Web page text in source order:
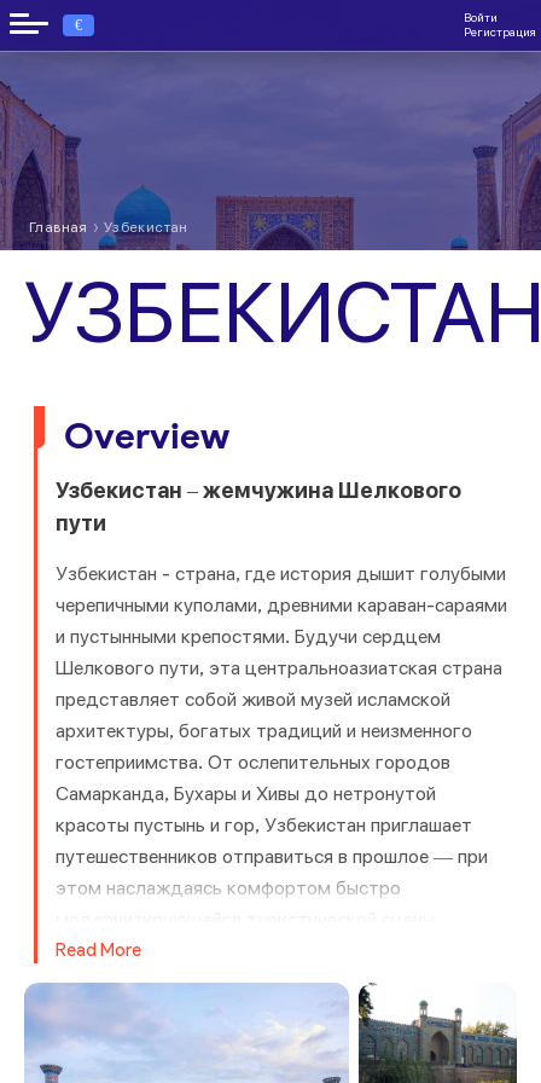
€
Войти
Регистрация
Главная › Узбекистан
Overview
Узбекистан – жемчужина Шелкового
пути
Узбекистан - страна, где история дышит голубыми
черепичными куполами, древними караван-сараями
и пустынными крепостями. Будучи сердцем
Шелкового пути, эта центральноазиатская страна
представляет собой живой музей исламской
архитектуры, богатых традиций и неизменного
гостеприимства. От ослепительных городов
Самарканда, Бухары и Хивы до нетронутой
красоты пустынь и гор, Узбекистан приглашает
путешественников отправиться в прошлое — при
этом наслаждаясь комфортом быстро
Узбекистану.
В основе притягательности Узбекистана лежат
Read More